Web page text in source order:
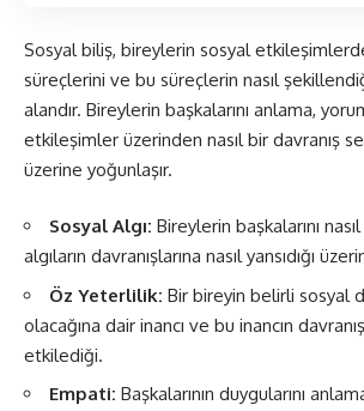
Sosyal biliş, bireylerin sosyal
süreçlerini ve bu süreçlerin nasıl
alandır. Bireylerin başkalarını anlama,
etkileşimler üzerinden nasıl bir davranış
üzerine yoğunlaşır.
Sosyal Algı: Bireylerin başkalarını
algıların davranışlarına nasıl yansıdığı
Öz Yeterlilik: Bir bireyin belirli sosyal
olacağına dair inancı ve bu inancın
etkilediği.
Empati: Başkalarının duygularını